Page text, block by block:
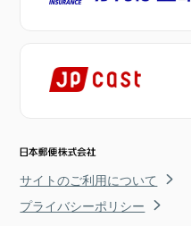
サイトのご利用について
プライバシーポリシー